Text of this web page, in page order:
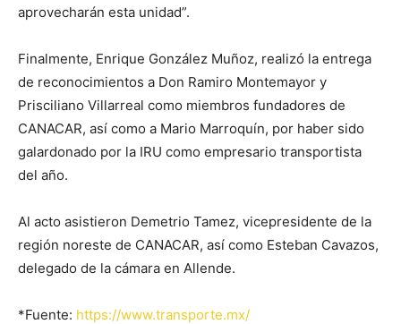
aprovecharán esta unidad”.
Finalmente, Enrique González Muñoz, realizó la entrega
de reconocimientos a Don Ramiro Montemayor y
Prisciliano Villarreal como miembros fundadores de
CANACAR, así como a Mario Marroquín, por haber sido
galardonado por la IRU como empresario transportista
del año.
Al acto asistieron Demetrio Tamez, vicepresidente de la
región noreste de CANACAR, así como Esteban Cavazos,
delegado de la cámara en Allende.
*Fuente: https://www.transporte.mx/